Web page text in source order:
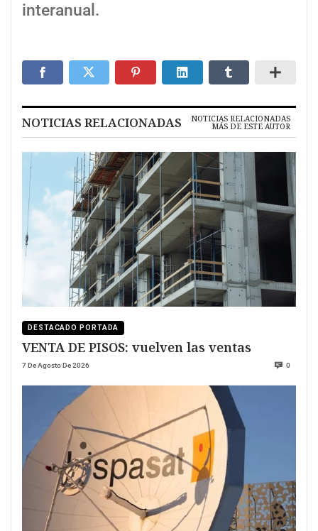
interanual.
NOTICIAS RELACIONADAS NOTICIAS RELACIONADAS
MÁS DE ESTE AUTOR
DESTACADO PORTADA
VENTA DE PISOS: vuelven las ventas
7 De Agosto De 2026 0